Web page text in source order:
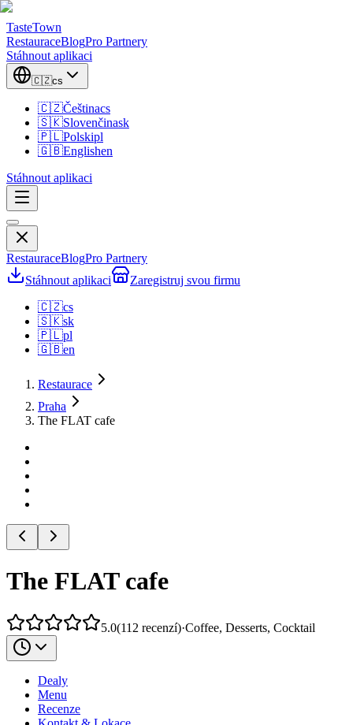
TasteTown
RestauraceBlogPro Partnery
Stáhnout aplikaci
🇨🇿cs
🇨🇿Češtinacs
🇸🇰Slovenčinask
🇵🇱Polskipl
🇬🇧Englishen
Stáhnout aplikaci
RestauraceBlogPro Partnery
Stáhnout aplikaci
Zaregistruj svou firmu
🇨🇿cs
🇸🇰sk
🇵🇱pl
🇬🇧en
Restaurace
Praha
The FLAT cafe
The FLAT cafe
5.0(112 recenzí)·Coffee, Desserts, Cocktail
Dealy
Menu
Recenze